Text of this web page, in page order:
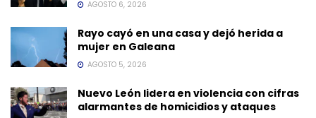
AGOSTO 6, 2026
Rayo cayó en una casa y dejó herida a
mujer en Galeana
AGOSTO 5, 2026
Nuevo León lidera en violencia con cifras
alarmantes de homicidios y ataques